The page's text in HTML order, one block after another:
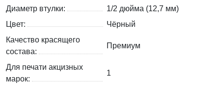
Диаметр втулки:
1/2 дюйма (12,7 мм)
Цвет:
Чёрный
Качество красящего
состава:
Премиум
Для печати акцизных
марок:
1